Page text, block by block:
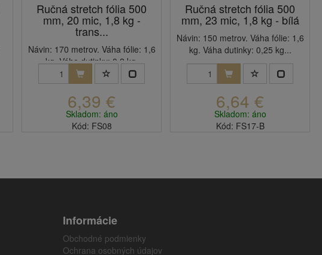
Ručná stretch fólia 500
mm, 20 mic, 1,8 kg -
trans...
Návin: 170 metrov. Váha fólie: 1,6
kg. Váha dutinky: 0,2 kg.
6,39 €
Skladom: áno
Kód: FS08
Ručná stretch fólia 500
mm, 23 mic, 1,8 kg - bílá
Návin: 150 metrov. Váha fólie: 1,6
kg. Váha dutinky: 0,25 kg...
6,64 €
Skladom: áno
Kód: FS17-B
Informácie
Obchodné podmienky
Ochrana osobných údajov